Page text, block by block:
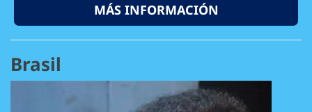
MÁS INFORMACIÓN
Brasil